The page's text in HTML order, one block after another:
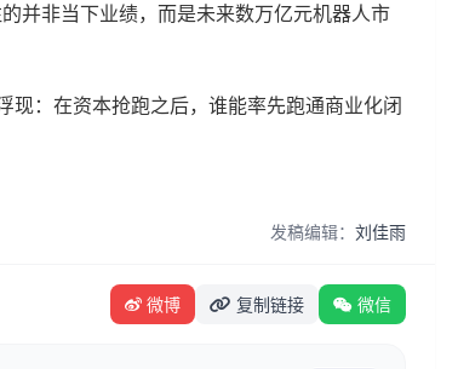
并非当下业绩，而是未来数万亿元机器人市
现：在资本抢跑之后，谁能率先跑通商业化闭
发稿编辑：刘佳雨
微博 复制链接 微信